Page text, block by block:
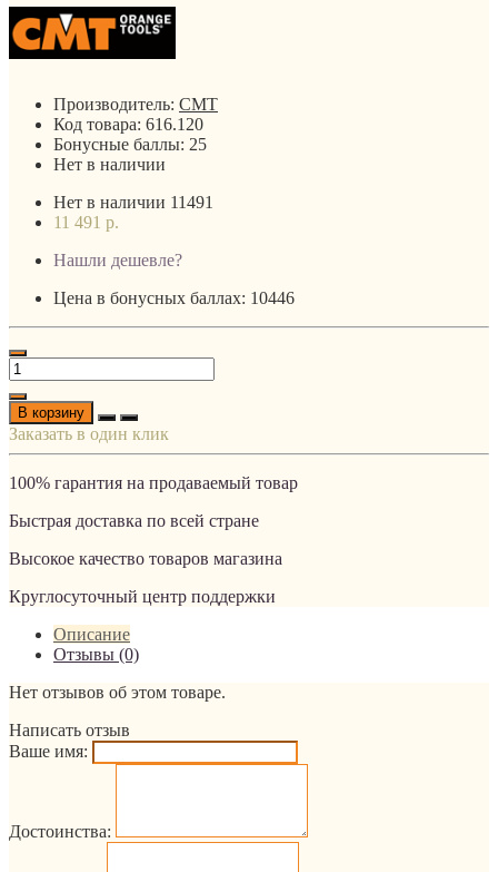
Производитель: CMT
Код товара: 616.120
Бонусные баллы: 25
Нет в наличии
Нет в наличии 11491
11 491 р.
Нашли дешевле?
Цена в бонусных баллах: 10446
В корзину
Заказать в один клик
100% гарантия на продаваемый товар
Быстрая доставка по всей стране
Высокое качество товаров магазина
Круглосуточный центр поддержки
Описание
Отзывы (0)
Нет отзывов об этом товаре.
Написать отзыв
Ваше имя:
Достоинства: